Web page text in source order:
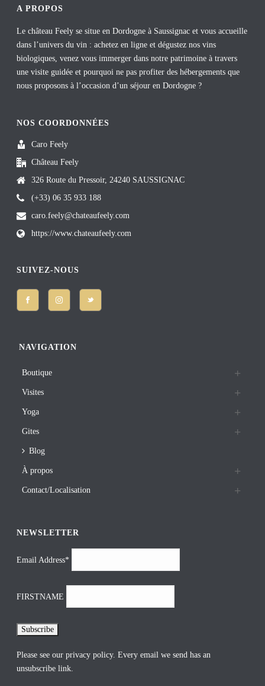
t
A PROPOS
Le château Feely se situe en Dordogne à Saussignac et vous accueille
dans l’univers du vin : achetez en ligne et dégustez nos vins
biologiques, venez vous immerger dans notre patrimoine à travers
une visite guidée et pourquoi ne pas profiter des hébergements que
nous proposons à l’occasion d’un séjour en Dordogne ?
NOS COORDONNÉES
Caro Feely
Château Feely
326 Route du Pressoir, 24240 SAUSSIGNAC
(+33) 06 35 933 188
caro.feely@chateaufeely.com
https://www.chateaufeely.com
SUIVEZ-NOUS
NAVIGATION
Boutique
Visites
Yoga
Gites
Blog
À propos
Contact/Localisation
NEWSLETTER
Email Address*
FIRSTNAME
Please see ourprivacy policy. Every email we send has an
unsubscribe link.